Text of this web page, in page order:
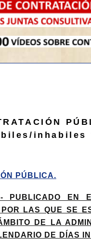
inhabiles
PÚBLICA.
PUBLICADO EN
POR LAS QUE SE
DE LA
DE DÍAS